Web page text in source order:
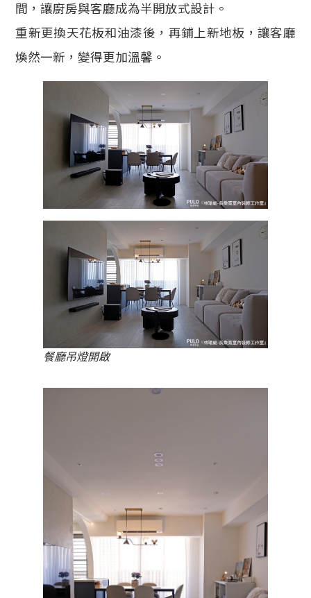
間，讓廚房與客廳成為半開放式設計。
重新更換天花板和油漆後，再鋪上新地板，讓客廳
煥然一新，變得更加溫馨。
餐廳吊燈開啟